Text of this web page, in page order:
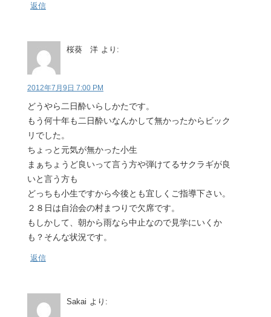
返信
桜葵 洋 より:
2012年7月9日 7:00 PM
どうやら二日酔いらしかたです。
もう何十年も二日酔いなんかして無かったからビック
リでした。
ちょっと元気が無かった小生
まぁちょうど良いって言う方や弾けてるサクラギが良
いと言う方も
どっちも小生ですから今後とも宜しくご指導下さい。
２８日は自治会の村まつりで欠席です。
もしかして、朝から雨なら中止なので見学にいくか
も？そんな状況です。
返信
Sakai より: